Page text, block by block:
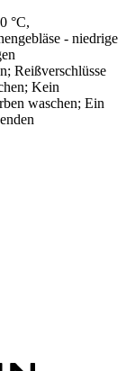
°C,
- niedrige
Reißverschlüsse
Kein
waschen; Ein